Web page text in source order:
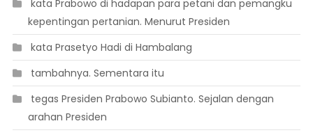
 kata Prabowo di hadapan para petani dan pemangku
kepentingan pertanian. Menurut Presiden
 kata Prasetyo Hadi di Hambalang
 tambahnya. Sementara itu
 tegas Presiden Prabowo Subianto. Sejalan dengan
arahan Presiden